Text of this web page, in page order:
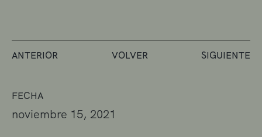
FECHA
noviembre 15, 2021
ANTERIOR VOLVER SIGUIENTE